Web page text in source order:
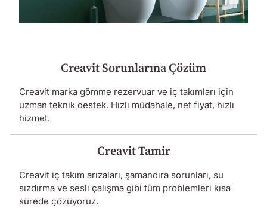
Creavit Sorunlarına Çözüm
Creavit marka gömme rezervuar ve iç takımları için
uzman teknik destek. Hızlı müdahale, net fiyat, hızlı
hizmet.
Creavit Tamir
Creavit iç takım arızaları, şamandıra sorunları, su
sızdırma ve sesli çalışma gibi tüm problemleri kısa
sürede çözüyoruz.